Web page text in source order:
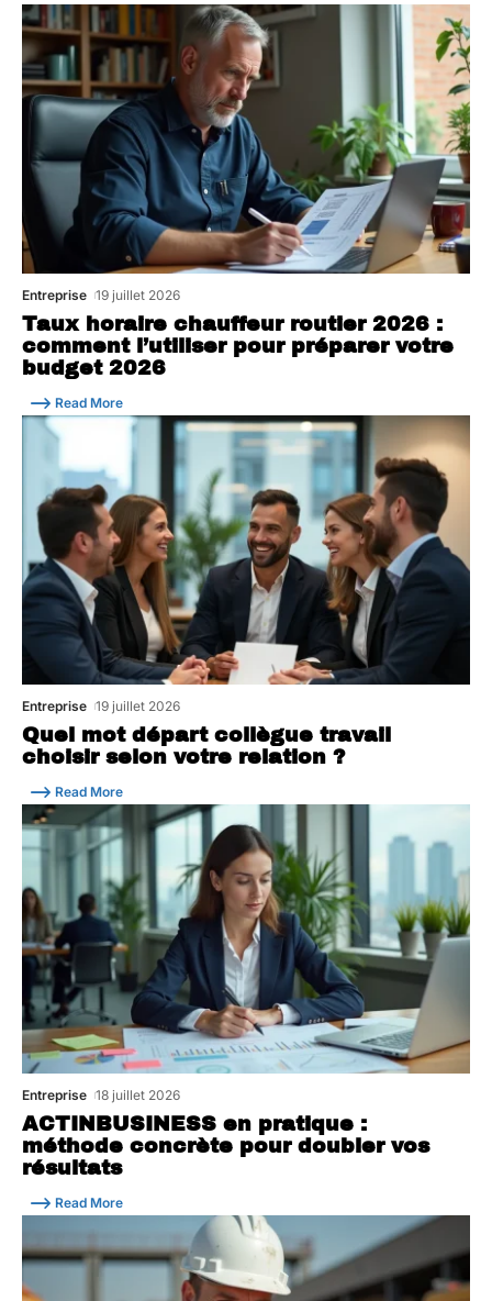
Taux horaire chauffeur routier 2026 :
comment l’utiliser pour préparer votre
budget 2026
Entreprise 19 juillet 2026
Read More
Quel mot départ collègue travail
choisir selon votre relation ?
Entreprise 19 juillet 2026
Read More
ACTINBUSINESS en pratique :
méthode concrète pour doubler vos
résultats
Entreprise 18 juillet 2026
Read More